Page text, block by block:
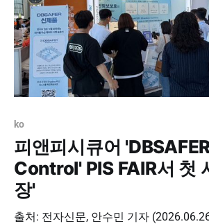
ko
피앤피시큐어
Control' PIS FAIR서 첫
장'
출처: 전자신문, 안수민 기자 (2026.06.26) 통합 접근제